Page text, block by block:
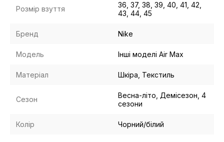
Розмір взуття
36, 37, 38, 39, 40, 41, 42,
43, 44, 45
Бренд Nike
Модель Інші моделі Air Max
Матеріал Шкіра, Текстиль
Сезон
Весна-літо, Демісезон, 4
сезони
Колір Чорний/білий